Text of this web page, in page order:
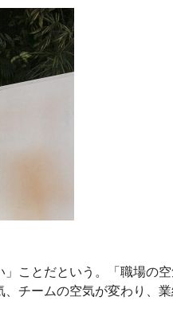
ことだという。「職場の
チームの空気が変わり、